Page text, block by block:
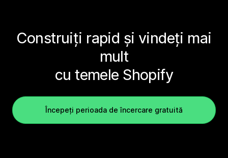
Construiți rapid și vindeți mai
mult
cu temele Shopify
Începeți perioada de încercare gratuită